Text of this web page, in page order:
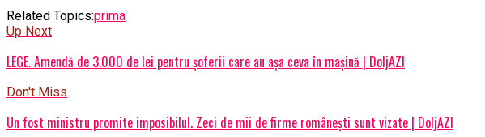
Related Topics:prima
Up Next
LEGE. Amendă de 3.000 de lei pentru şoferii care au aşa ceva în maşină | DoljAZI
Don't Miss
Un fost ministru promite imposibilul. Zeci de mii de firme românești sunt vizate | DoljAZI